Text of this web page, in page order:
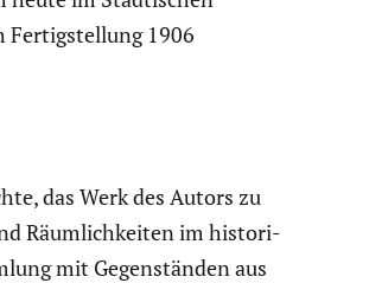
Fertig­stel­lung 1906
das Werk des Autors zu
Räumlich­keiten im histo­ri­
mit Gegen­ständen aus